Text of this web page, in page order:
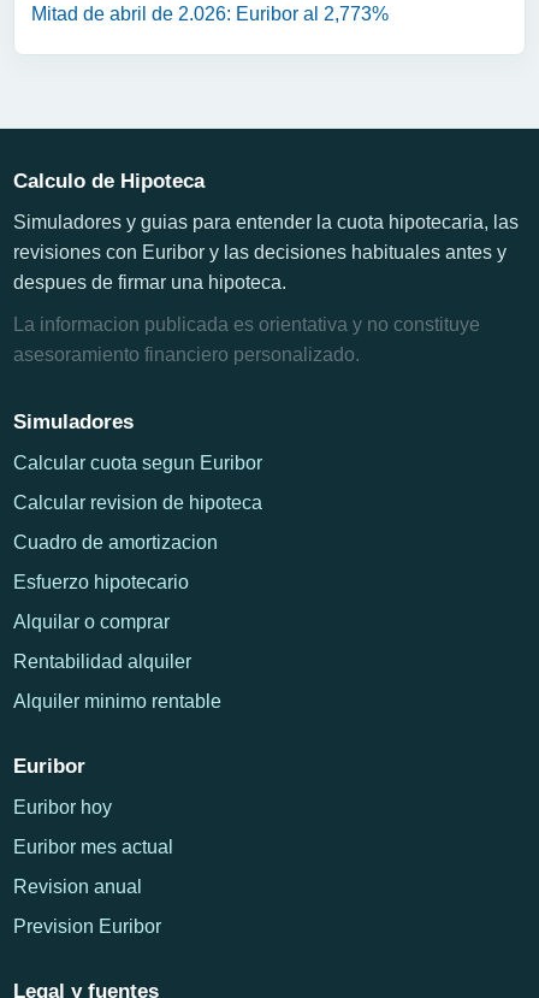
Mitad de abril de 2.026: Euribor al 2,773%
Calculo de Hipoteca
Simuladores y guias para entender la cuota hipotecaria, las
revisiones con Euribor y las decisiones habituales antes y
despues de firmar una hipoteca.
La informacion publicada es orientativa y no constituye
asesoramiento financiero personalizado.
Simuladores
Calcular cuota segun Euribor
Calcular revision de hipoteca
Cuadro de amortizacion
Esfuerzo hipotecario
Alquilar o comprar
Rentabilidad alquiler
Alquiler minimo rentable
Euribor
Euribor hoy
Euribor mes actual
Revision anual
Prevision Euribor
Legal y fuentes